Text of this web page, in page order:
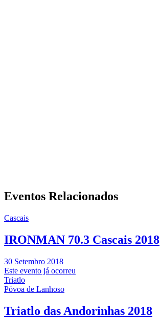
Eventos Relacionados
Cascais
IRONMAN 70.3 Cascais 2018
30 Setembro 2018
Este evento já ocorreu
Triatlo
Póvoa de Lanhoso
Triatlo das Andorinhas 2018